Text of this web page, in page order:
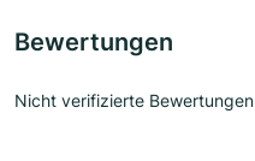
Bewertungen
Nicht verifizierte Bewertungen